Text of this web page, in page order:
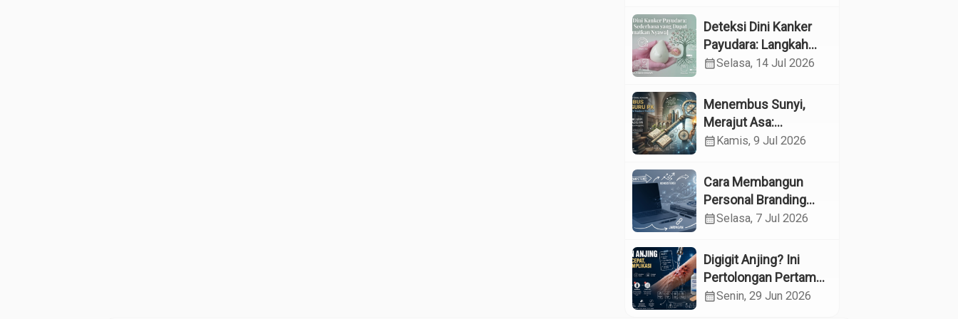
Reproduksi pada
Lansia melalui
Edukasi dan
Konseling di UPTD
Lanjut Usia Binjai
Deteksi Dini Kanker
Payudara: Langkah
Sederhana yang
Nyawa
calendar_monthSelasa, 14 Jul 2026
Menembus Sunyi,
Merajut Asa:
Menyelami Jantung
Pendidikan Khusus
calendar_monthKamis, 9 Jul 2026
Cara Membangun
Personal Branding
sebagai Dokter di Era
calendar_monthSelasa, 7 Jul 2026
Digigit Anjing? Ini
Pertolongan Pertama
yang Tepat dan Kapan
calendar_monthSenin, 29 Jun 2026